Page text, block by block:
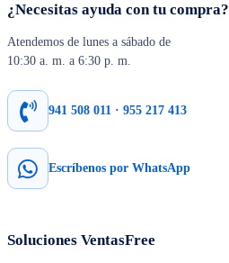
¿Necesitas ayuda con tu compra?
Atendemos de lunes a sábado de
10:30 a. m. a 6:30 p. m.
941 508 011 · 955 217 413
Escríbenos por WhatsApp
Soluciones VentasFree